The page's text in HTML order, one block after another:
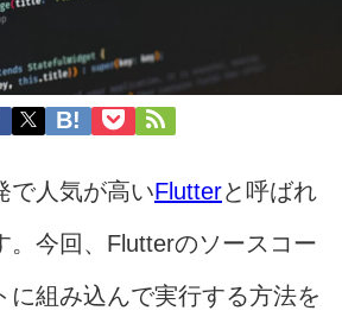
で人気が高いFlutterと呼ばれ
。今回、Flutterのソースコー
に組み込んで実行する方法を